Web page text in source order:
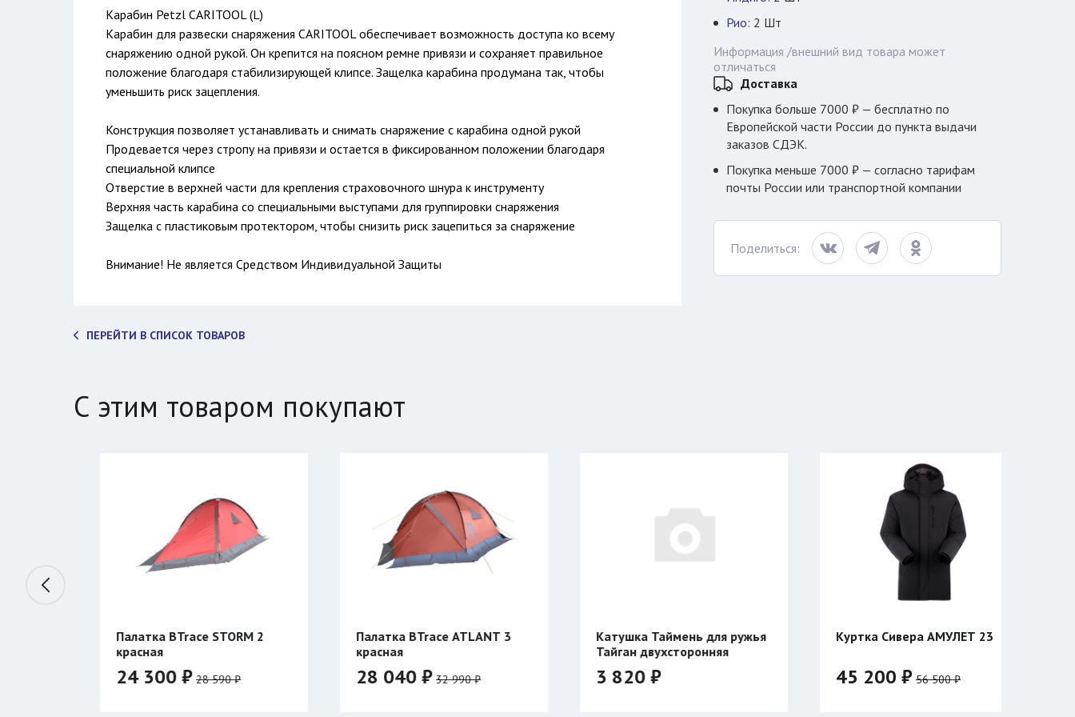
Карабин Petzl CARITOOL (L)
Карабин для развески снаряжения CARITOOL обеспечивает возможность доступа ко всему
снаряжению одной рукой. Он крепится на поясном ремне привязи и сохраняет правильное
положение благодаря стабилизирующей клипсе. Защелка карабина продумана так, чтобы
уменьшить риск зацепления.
Конструкция позволяет устанавливать и снимать снаряжение с карабина одной рукой
Продевается через стропу на привязи и остается в фиксированном положении благодаря
специальной клипсе
Отверстие в верхней части для крепления страховочного шнура к инструменту
Верхняя часть карабина со специальными выступами для группировки снаряжения
Защелка с пластиковым протектором, чтобы снизить риск зацепиться за снаряжение
Внимание! Не является Средством Индивидуальной Защиты
ПЕРЕЙТИ В СПИСОК ТОВАРОВ
Рио: 2 Шт
Информация /внешний вид товара может
отличаться
Доставка
Покупка больше 7000 ₽ — бесплатно по
Европейской части России до пункта выдачи
заказов СДЭК.
Покупка меньше 7000 ₽ — согласно тарифам
почты России или транспортной компании
Поделиться:
С этим товаром покупают
Палатка BTrace ATLANT 3
28 040 ₽
Катушка Таймень для ружья
3 820 ₽
Куртка Сивера АМУЛЕТ 23
Катушка Таймень
двухсторонняя
3 940 ₽